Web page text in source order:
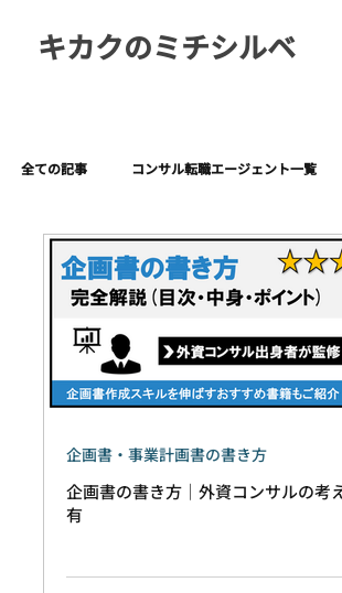
キカクのミチシルベ
全ての記事 コンサル転職エージェント一覧
企画書・事業計画書の書き方 外資コン
企画書の書き方｜外資コンサルの考
有
企画書・事業計画書の書き方